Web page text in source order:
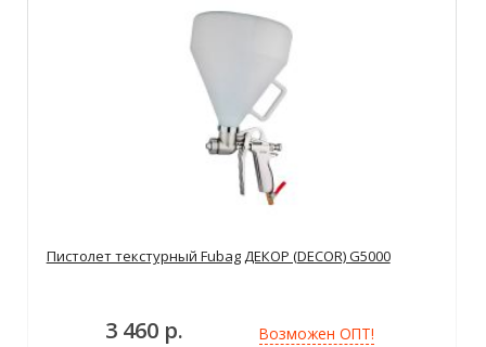
Пистолет текстурный Fubag ДЕКОР (DECOR) G5000
3 460 р. Возможен ОПТ!